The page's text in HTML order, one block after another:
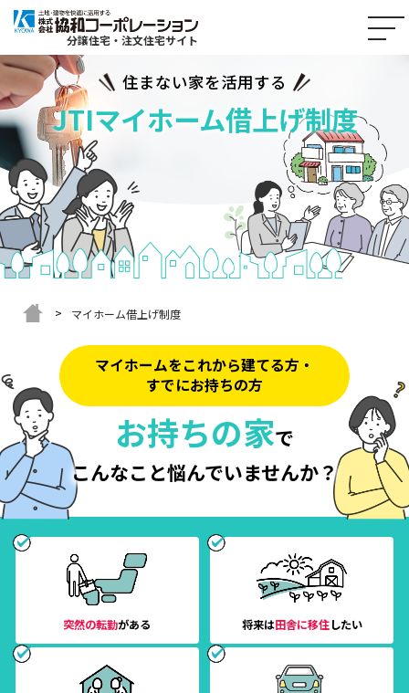
分譲住宅・注文住宅サイト
住まない家を活用する
JTIマイホーム借上げ制度
マイホーム借上げ制度
マイホームをこれから建てる方・
すでにお持ちの方
お持ちの家で
こんなこと悩んでいませんか？
突然の転勤がある 将来は田舎に移住したい